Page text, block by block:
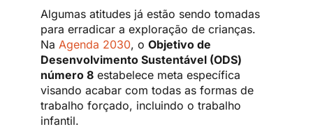
Algumas atitudes já estão sendo tomadas
para erradicar a exploração de crianças.
NaAgenda 2030, oObjetivo de
Desenvolvimento Sustentável (ODS)
número 8 estabelece meta específica
visando acabar com todas as formas de
trabalho forçado, incluindo o trabalho
infantil.